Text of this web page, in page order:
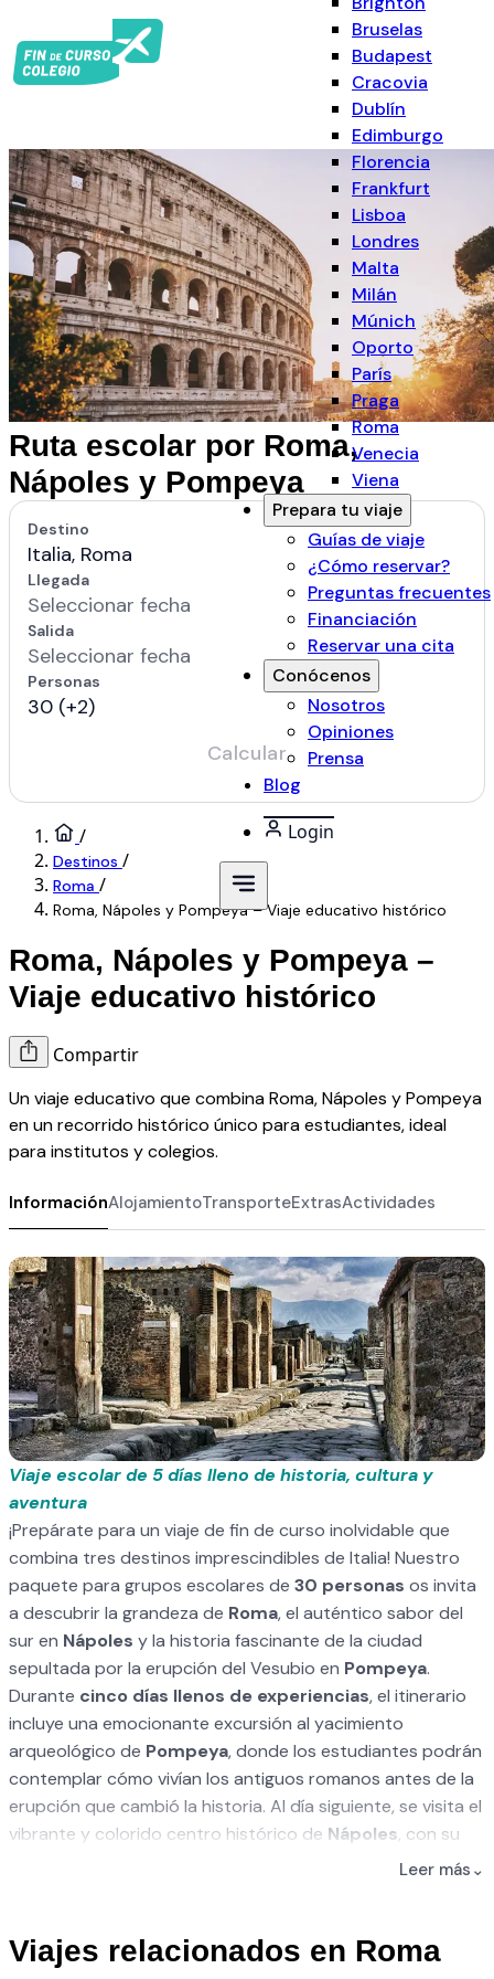
Bruselas
Budapest
Cracovia
Dublín
Edimburgo
Florencia
Frankfurt
Lisboa
Londres
Malta
Milán
Múnich
Oporto
París
Praga
Roma
Venecia
Viena
Prepara tu viaje
Guías de viaje
¿Cómo reservar?
Preguntas frecuentes
Financiación
Reservar una cita
Conócenos
Nosotros
Opiniones
Prensa
Blog
Login
Ruta escolar por Roma,
Nápoles y Pompeya
/
Destinos /
Roma /
Roma, Nápoles y Pompeya – Viaje educativo histórico
Roma, Nápoles y Pompeya –
Viaje educativo histórico
Compartir
Un viaje educativo que combina Roma, Nápoles y Pompeya
en un recorrido histórico único para estudiantes, ideal
para institutos y colegios.
InformaciónAlojamientoTransporteExtrasActividades
Viaje escolar de 5 días lleno de historia, cultura y
aventura
¡Prepárate para un viaje de fin de curso inolvidable que
combina tres destinos imprescindibles de Italia! Nuestro
paquete para grupos escolares de 30 personas os invita
a descubrir la grandeza de Roma, el auténtico sabor del
sur en Nápoles y la historia fascinante de la ciudad
sepultada por la erupción del Vesubio en Pompeya.
Durante cinco días llenos de experiencias, el itinerario
incluye una emocionante excursión al yacimiento
arqueológico de Pompeya, donde los estudiantes podrán
contemplar cómo vivían los antiguos romanos antes de la
erupción que cambió la historia. Al día siguiente, se visita el
vibrante y colorido centro histórico de Nápoles, con su
ambiente único, sus tradiciones y su gastronomía típica.
Coliseo, el histórico Monte Palatino y otros monumentos
esenciales que hacen de la capital italiana un museo al aire
Leer más ⌄
Viajes relacionados en Roma